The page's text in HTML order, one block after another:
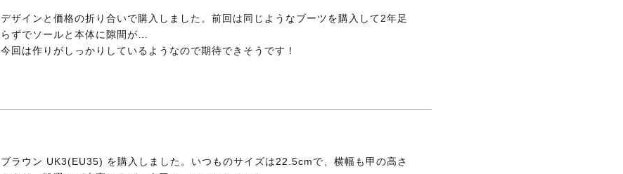
デザインと価格の折り合いで購入しました。前回は同じようなブーツを購入して2年足
らずでソールと本体に隙間が…
今回は作りがしっかりしているようなので期待できそうです！
ブラウン UK3(EU35) を購入しました。いつものサイズは22.5cmで、横幅も甲の高さ